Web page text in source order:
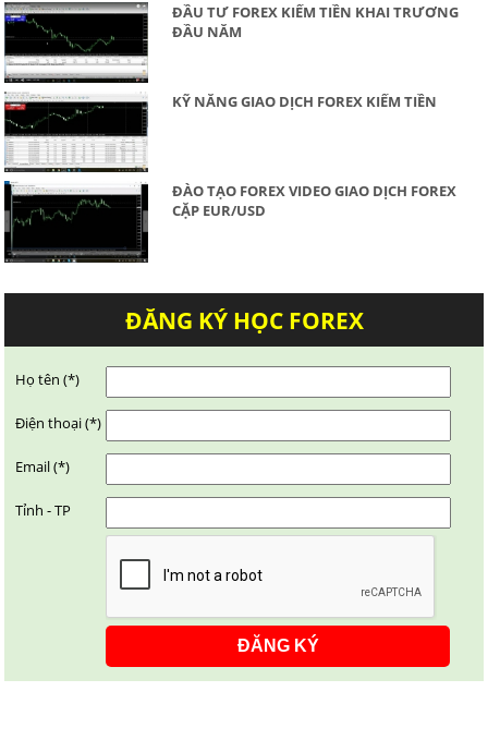
ĐẦU TƯ FOREX KIẾM TIỀN KHAI TRƯƠNG
ĐẦU NĂM
KỸ NĂNG GIAO DỊCH FOREX KIẾM TIỀN
ĐÀO TẠO FOREX VIDEO GIAO DỊCH FOREX
CẶP EUR/USD
ĐĂNG KÝ HỌC FOREX
Họ tên (*)
Điện thoại (*)
Email (*)
Tỉnh - TP